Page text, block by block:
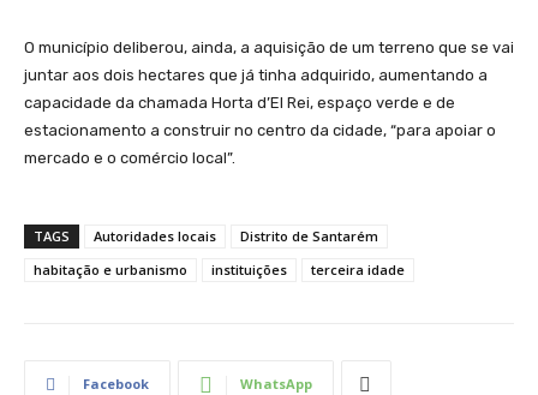
O município deliberou, ainda, a aquisição de um terreno que se vai
juntar aos dois hectares que já tinha adquirido, aumentando a
capacidade da chamada Horta d’El Rei, espaço verde e de
estacionamento a construir no centro da cidade, “para apoiar o
mercado e o comércio local”.
TAGS Autoridades locais
Distrito de Santarém
habitação e urbanismo
instituições terceira idade
Facebook WhatsApp